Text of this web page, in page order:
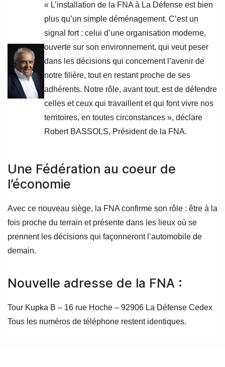
« L’installation de la FNA à La Défense est bien
plus qu’un simple déménagement. C’est un
signal fort : celui d’une organisation moderne,
ouverte sur son environnement, qui veut peser
dans les décisions qui concernent l’avenir de
notre filière, tout en restant proche de ses
adhérents. Notre rôle, avant tout, est de défendre
celles et ceux qui travaillent et qui font vivre nos
territoires, en toutes circonstances », déclare
Robert BASSOLS, Président de la FNA.
Une Fédération au coeur de
l’économie
Avec ce nouveau siège, la FNA confirme son rôle : être à la
fois proche du terrain et présente dans les lieux où se
prennent les décisions qui façonneront l’automobile de
demain.
Nouvelle adresse de la FNA :
Tour Kupka B – 16 rue Hoche – 92906 La Défense Cedex
Tous les numéros de téléphone restent identiques.